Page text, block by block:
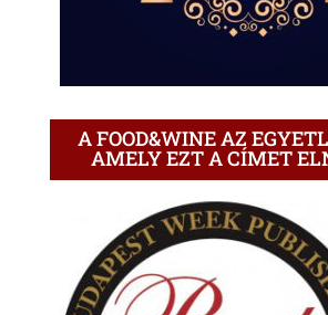
A FOOD&WINE AZ
AMELY EZT A CÍMET